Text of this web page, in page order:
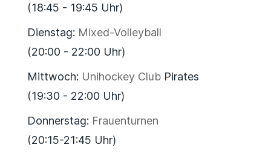
(18:45 - 19:45 Uhr)
Dienstag: Mixed-Volleyball
(20:00 - 22:00 Uhr)
Mittwoch: Unihockey ClubPirates
(19:30 - 22:00 Uhr)
Donnerstag: Frauenturnen
(20:15-21:45 Uhr)